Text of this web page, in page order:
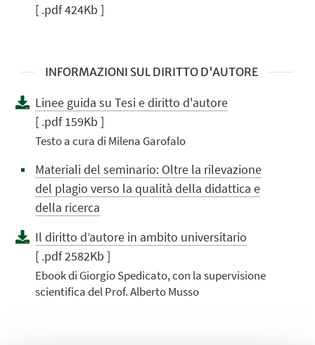
[ .pdf 424Kb ]
INFORMAZIONI SUL DIRITTO D'AUTORE
Linee guida su Tesi e diritto d'autore
[ .pdf 159Kb ]
Testo a cura di Milena Garofalo
Materiali del seminario: Oltre la rilevazione
del plagio verso la qualità della didattica e
della ricerca
Il diritto d’autore in ambito universitario
[ .pdf 2582Kb ]
Ebook di Giorgio Spedicato, con la supervisione
scientifica del Prof. Alberto Musso